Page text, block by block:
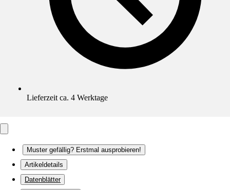
Lieferzeit ca. 4 Werktage
Muster gefällig? Erstmal ausprobieren!
Artikeldetails
Datenblätter